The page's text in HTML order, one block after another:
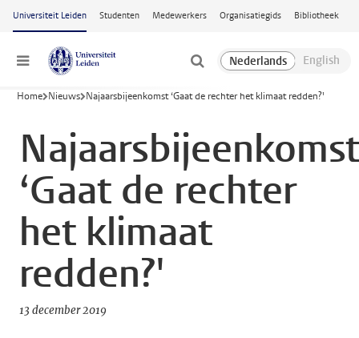
Ga naar hoofdinhoud
Universiteit Leiden Studenten Medewerkers Organisatiegids Bibliotheek
Menu
Home Nieuws Najaarsbijeenkomst ‘Gaat de rechter het klimaat redden?'
Najaarsbijeenkomst
‘Gaat de rechter
het klimaat
redden?'
13 december 2019